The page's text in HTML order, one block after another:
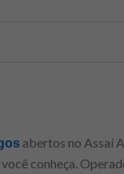
abertos no Assaí
conheça.